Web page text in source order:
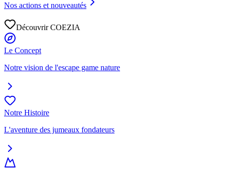
Nos actions et nouveautés
Découvrir COEZIA
Le Concept
Notre vision de l'escape game nature
Notre Histoire
L'aventure des jumeaux fondateurs